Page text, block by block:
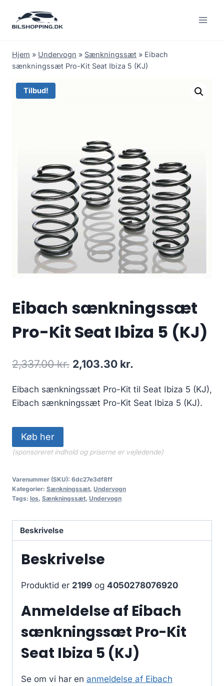
Hjem » Undervogn » Sænkningssæt » Eibach
sænkningssæt Pro-Kit Seat Ibiza 5 (KJ)
Tilbud!
Eibach sænkningssæt
Pro-Kit Seat Ibiza 5 (KJ)
2,337.00kr. Den
pris
2,103.30 kr.
pris
Eibach sænkningssæt Pro-Kit til Seat Ibiza 5 (KJ),
Eibach sænkningssæt Pro-Kit Seat Ibiza 5 (KJ).
Køb her
(sponsoreret indhold og priserne er vejledende)
Varenummer (SKU): 6dc27e3df8ff
Kategorier: Sænkningssæt, Undervogn
Tags: los, Sænkningssæt, Undervogn
Beskrivelse
Beskrivelse
Produktid er 2199 og 4050278076920
Anmeldelse af Eibach
sænkningssæt Pro-Kit
Seat Ibiza 5 (KJ)
Se om vi har en anmeldelse af Eibach